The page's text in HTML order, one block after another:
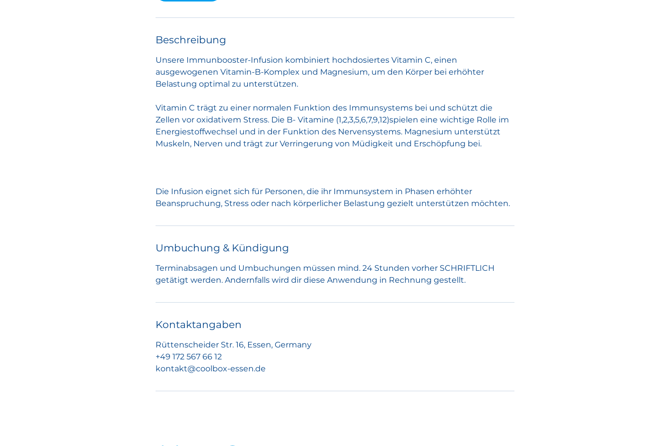
Beschreibung
Unsere Immunbooster-Infusion kombiniert hochdosiertes Vitamin C, einen
ausgewogenen Vitamin-B-Komplex und Magnesium, um den Körper bei erhöhter
Belastung optimal zu unterstützen.
Vitamin C trägt zu einer normalen Funktion des Immunsystems bei und schützt die
Zellen vor oxidativem Stress. Die B- Vitamine (1,2,3,5,6,7,9,12)spielen eine wichtige Rolle im
Energiestoffwechsel und in der Funktion des Nervensystems. Magnesium unterstützt
Muskeln, Nerven und trägt zur Verringerung von Müdigkeit und Erschöpfung bei.
Die Infusion eignet sich für Personen, die ihr Immunsystem in Phasen erhöhter
Umbuchung & Kündigung
Terminabsagen und Umbuchungen müssen mind. 24 Stunden vorher SCHRIFTLICH
getätigt werden. Andernfalls wird dir diese Anwendung in Rechnung gestellt.
Kontaktangaben
Rüttenscheider Str. 16, Essen, Germany
+49 172 567 66 12
kontakt@coolbox-essen.de